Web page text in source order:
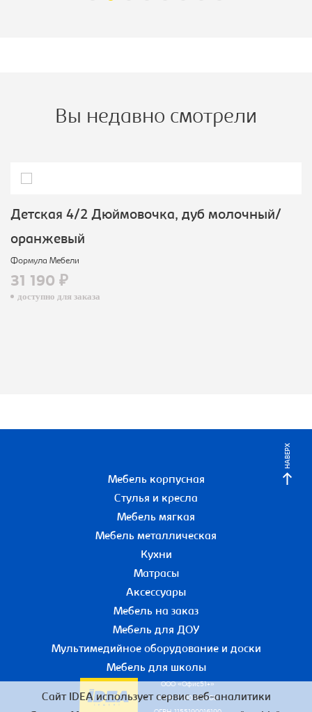
Вы недавно смотрели
Детская 4/2 Дюймовочка, дуб молочный/
оранжевый
Формула Мебели
31 190 ₽
доступно для заказа
НАВЕРХ
Мебель корпусная
Стулья и кресла
Мебель мягкая
Мебель металлическая
Кухни
Матрасы
Аксессуары
Мебель на заказ
Мебель для ДОУ
Мультимедийное оборудование и доски
Мебель для школы
ООО «Офис51+»
ИНН 5190055780
Сайт IDEA использует сервис веб-аналитики